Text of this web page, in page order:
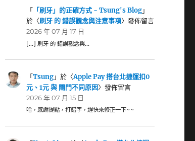
「 「刷牙」的正確方式 - Tsung's Blog」
於〈刷牙 的 錯誤觀念與注意事項〉發佈留言
2026 年 07 月 17 日
[…] 刷牙 的 錯誤觀念與…
「Tsung」於〈Apple Pay 搭台北捷運扣0
元、1元 與 閘門不同原因〉發佈留言
2026 年 07 月 15 日
哈，感謝提點，打錯字，趕快來修正一下~~